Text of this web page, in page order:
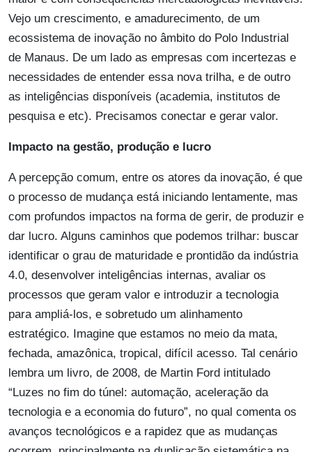
Vejo um crescimento, e amadurecimento, de um
ecossistema de inovação no âmbito do Polo Industrial
de Manaus. De um lado as empresas com incertezas e
necessidades de entender essa nova trilha, e de outro
as inteligências disponíveis (academia, institutos de
pesquisa e etc). Precisamos conectar e gerar valor.
Impacto na gestão, produção e lucro
A percepção comum, entre os atores da inovação, é que
o processo de mudança está iniciando lentamente, mas
com profundos impactos na forma de gerir, de produzir e
dar lucro. Alguns caminhos que podemos trilhar: buscar
identificar o grau de maturidade e prontidão da indústria
4.0, desenvolver inteligências internas, avaliar os
processos que geram valor e introduzir a tecnologia
para ampliá-los, e sobretudo um alinhamento
estratégico. Imagine que estamos no meio da mata,
fechada, amazônica, tropical, difícil acesso. Tal cenário
lembra um livro, de 2008, de Martin Ford intitulado
“Luzes no fim do túnel: automação, aceleração da
tecnologia e a economia do futuro”, no qual comenta os
avanços tecnológicos e a rapidez que as mudanças